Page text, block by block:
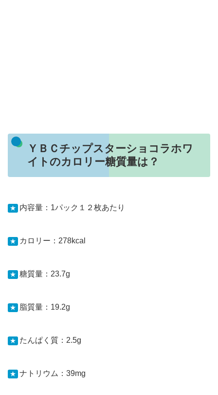
ＹＢＣチップスターショコラホワ
イトのカロリー糖質量は？
★ 内容量：1パック１２枚あたり
★ カロリー：278kcal
★ 糖質量：23.7g
★ 脂質量：19.2g
★ たんぱく質：2.5g
★ ナトリウム：39mg